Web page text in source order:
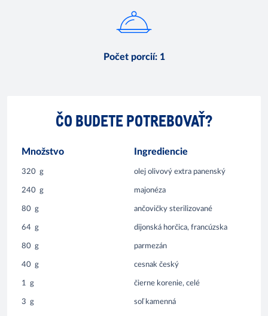
Počet porcií: 1
ČO BUDETE POTREBOVAŤ?
Množstvo Ingrediencie
320 g olej olivový extra panenský
240 g majonéza
80 g ančovičky sterilizované
64 g dijonská horčica, francúzska
80 g parmezán
40 g cesnak český
1 g čierne korenie, celé
3 g soľ kamenná